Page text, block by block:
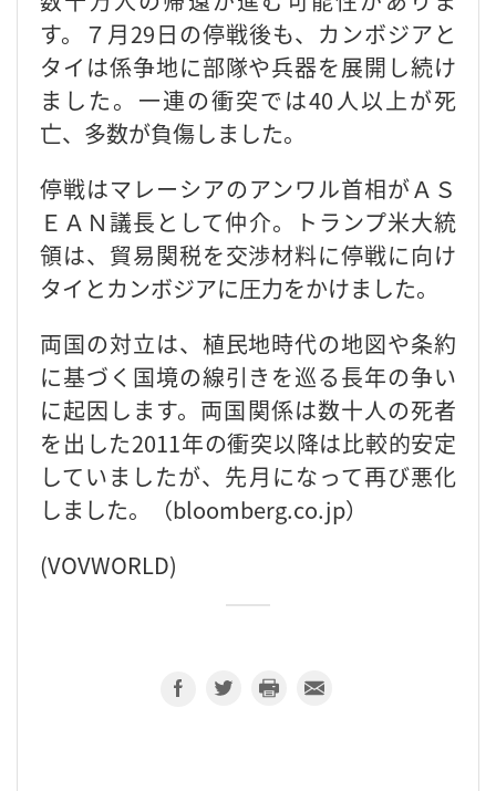
す。７月29日の停戦後も、カンボジアと
タイは係争地に部隊や兵器を展開し続け
ました。一連の衝突では40人以上が死
亡、多数が負傷しました。
停戦はマレーシアのアンワル首相がＡＳ
ＥＡＮ議長として仲介。トランプ米大統
領は、貿易関税を交渉材料に停戦に向け
タイとカンボジアに圧力をかけました。
両国の対立は、植民地時代の地図や条約
に基づく国境の線引きを巡る長年の争い
に起因します。両国関係は数十人の死者
を出した2011年の衝突以降は比較的安定
していましたが、先月になって再び悪化
しました。（bloomberg.co.jp）
(VOVWORLD)